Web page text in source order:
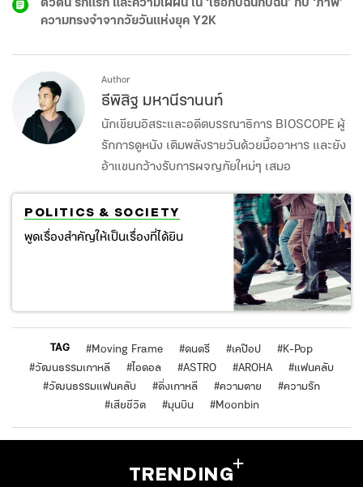
ความทรงจำจากวัยวันแห่งยุค Y2K
Author
ธีพิสิฐ มหานีรานนท์
นักเขียนอิสระและอดีตบรรณาธิการ BIOSCOPE ผู้
รักการดูหนัง เติมพลังรายวันด้วยมื้ออาหาร และยัง
อ้าแขนกว้างรับการผจญภัยใหม่ๆ เสมอ
POLITICS & SOCIETY
พูดเรื่องสำคัญให้เป็นเรื่องที่ได้ยิน
TAG #Moving Frame #ดนตรี #เคป๊อป #K-Pop
#วัฒนธรรมเกาหลี #ไอดอล #ASTRO #AROHA #แฟนคลับ
#วัฒนธรรมแฟนคลับ #ติ่งเกาหลี #ความตาย #ความรัก
#เสียชีวิต #มุนบิน #Moonbin
TRENDING